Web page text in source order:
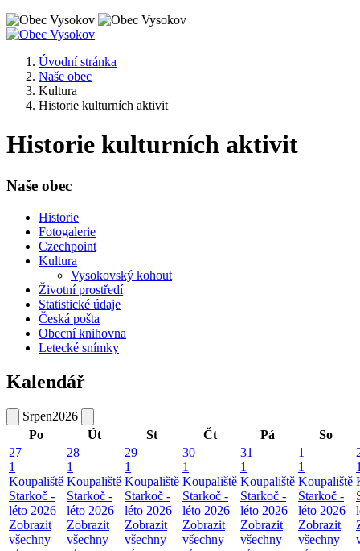
Úvodní stránka
Naše obec
Kultura
Historie kulturních aktivit
Historie kulturních aktivit
Naše obec
Historie
Fotogalerie
Czechpoint
Kultura
Vysokovský kohout
Životní prostředí
Statistické údaje
Česká pošta
Obecní knihovna
Letecké snímky
Kalendář
Srpen2026
Po
Út St Čt Pá
So
27
1
Koupaliště
Starkoč -
léto 2026
Zobrazit
všechny
28
1
Koupaliště
Starkoč -
léto 2026
Zobrazit
všechny
29
1
Koupaliště
Starkoč -
léto 2026
Zobrazit
všechny
30
1
Koupaliště
Starkoč -
léto 2026
Zobrazit
všechny
31
1
Koupaliště
Starkoč -
léto 2026
Zobrazit
všechny
1
1
Koupaliště
Starkoč -
léto 2026
Zobrazit
všechny